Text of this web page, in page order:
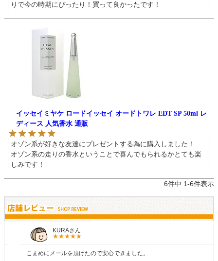
りで今の時期にぴったり！買って良かったです！
イッセイミヤケ ロードイッセイ オードトワレ EDT SP 50ml レ
ディース 人気香水 通販
オゾン系が好きな友達にプレゼントする為に購入しました！
オゾン系の走りの香水ということで喜んでもられるかとても楽
しみです！
6件中 1-6件表示
KURAさん
こまめにメールを頂けたので安心できました。